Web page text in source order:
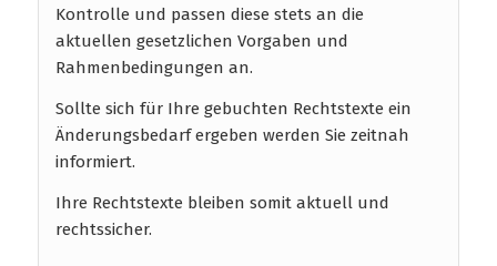
Kontrolle und passen diese stets an die
aktuellen gesetzlichen Vorgaben und
Rahmenbedingungen an.
Sollte sich für Ihre gebuchten Rechtstexte ein
Änderungsbedarf ergeben werden Sie zeitnah
informiert.
Ihre Rechtstexte bleiben somit aktuell und
rechtssicher.